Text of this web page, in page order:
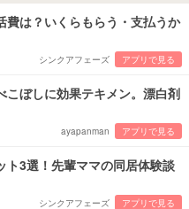
費は？いくらもらう・支払うか
シンクアフェーズ アプリで見る
こぼしに効果テキメン。漂白剤
ayapanman アプリで見る
ト3選！先輩ママの同居体験談
シンクアフェーズ アプリで見る